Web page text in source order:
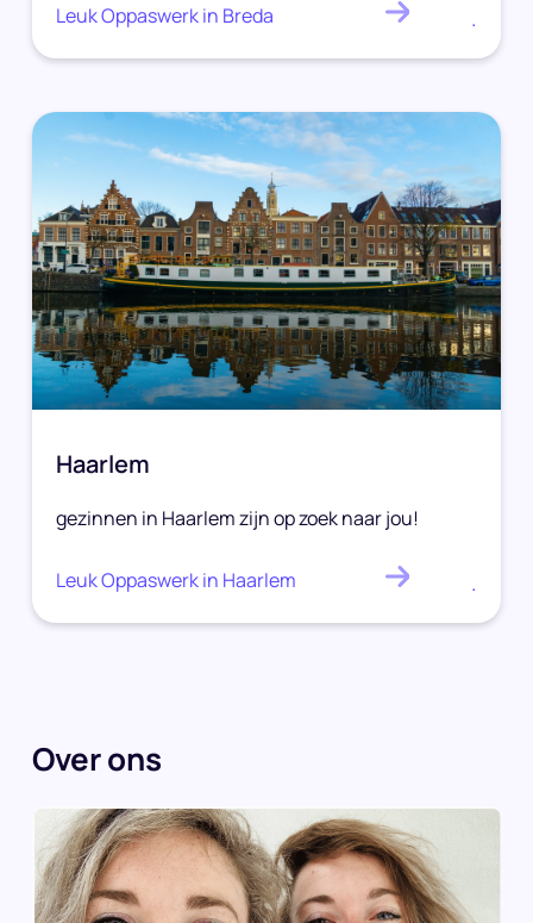
Leuk Oppaswerk in Breda .
Haarlem
gezinnen in Haarlem zijn op zoek naar jou!
Leuk Oppaswerk in Haarlem .
Over ons